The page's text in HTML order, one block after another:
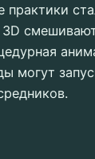
практики
могут